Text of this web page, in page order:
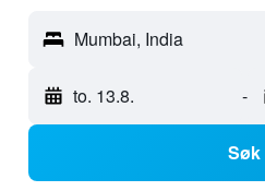
Mumbai, India
to. 13.8. -
Søk